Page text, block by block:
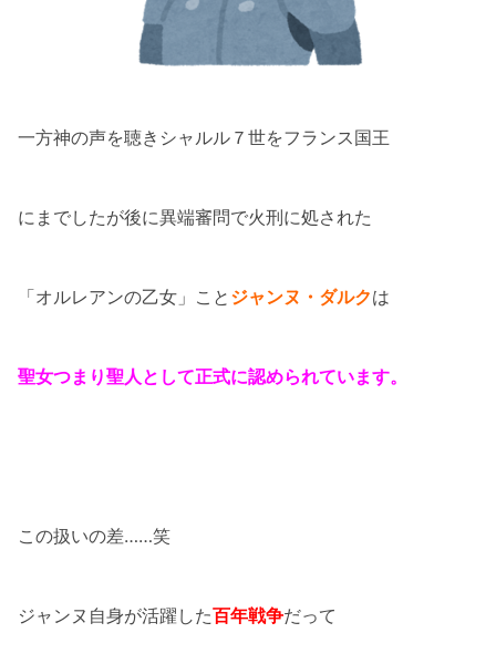
一方神の声を聴きシャルル７世をフランス国王
にまでしたが後に異端審問で火刑に処された
「オルレアンの乙女」こと ジャンヌ・ダルクは
聖女つまり聖人として正式に認められています。
この扱いの差……笑
ジャンヌ自身が活躍した百年戦争だって